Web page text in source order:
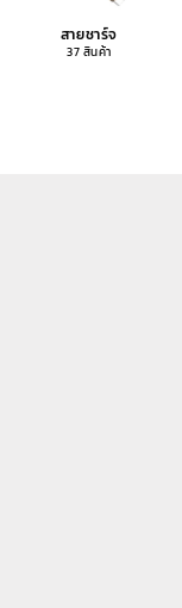
สายชาร์จ
37 สินค้า